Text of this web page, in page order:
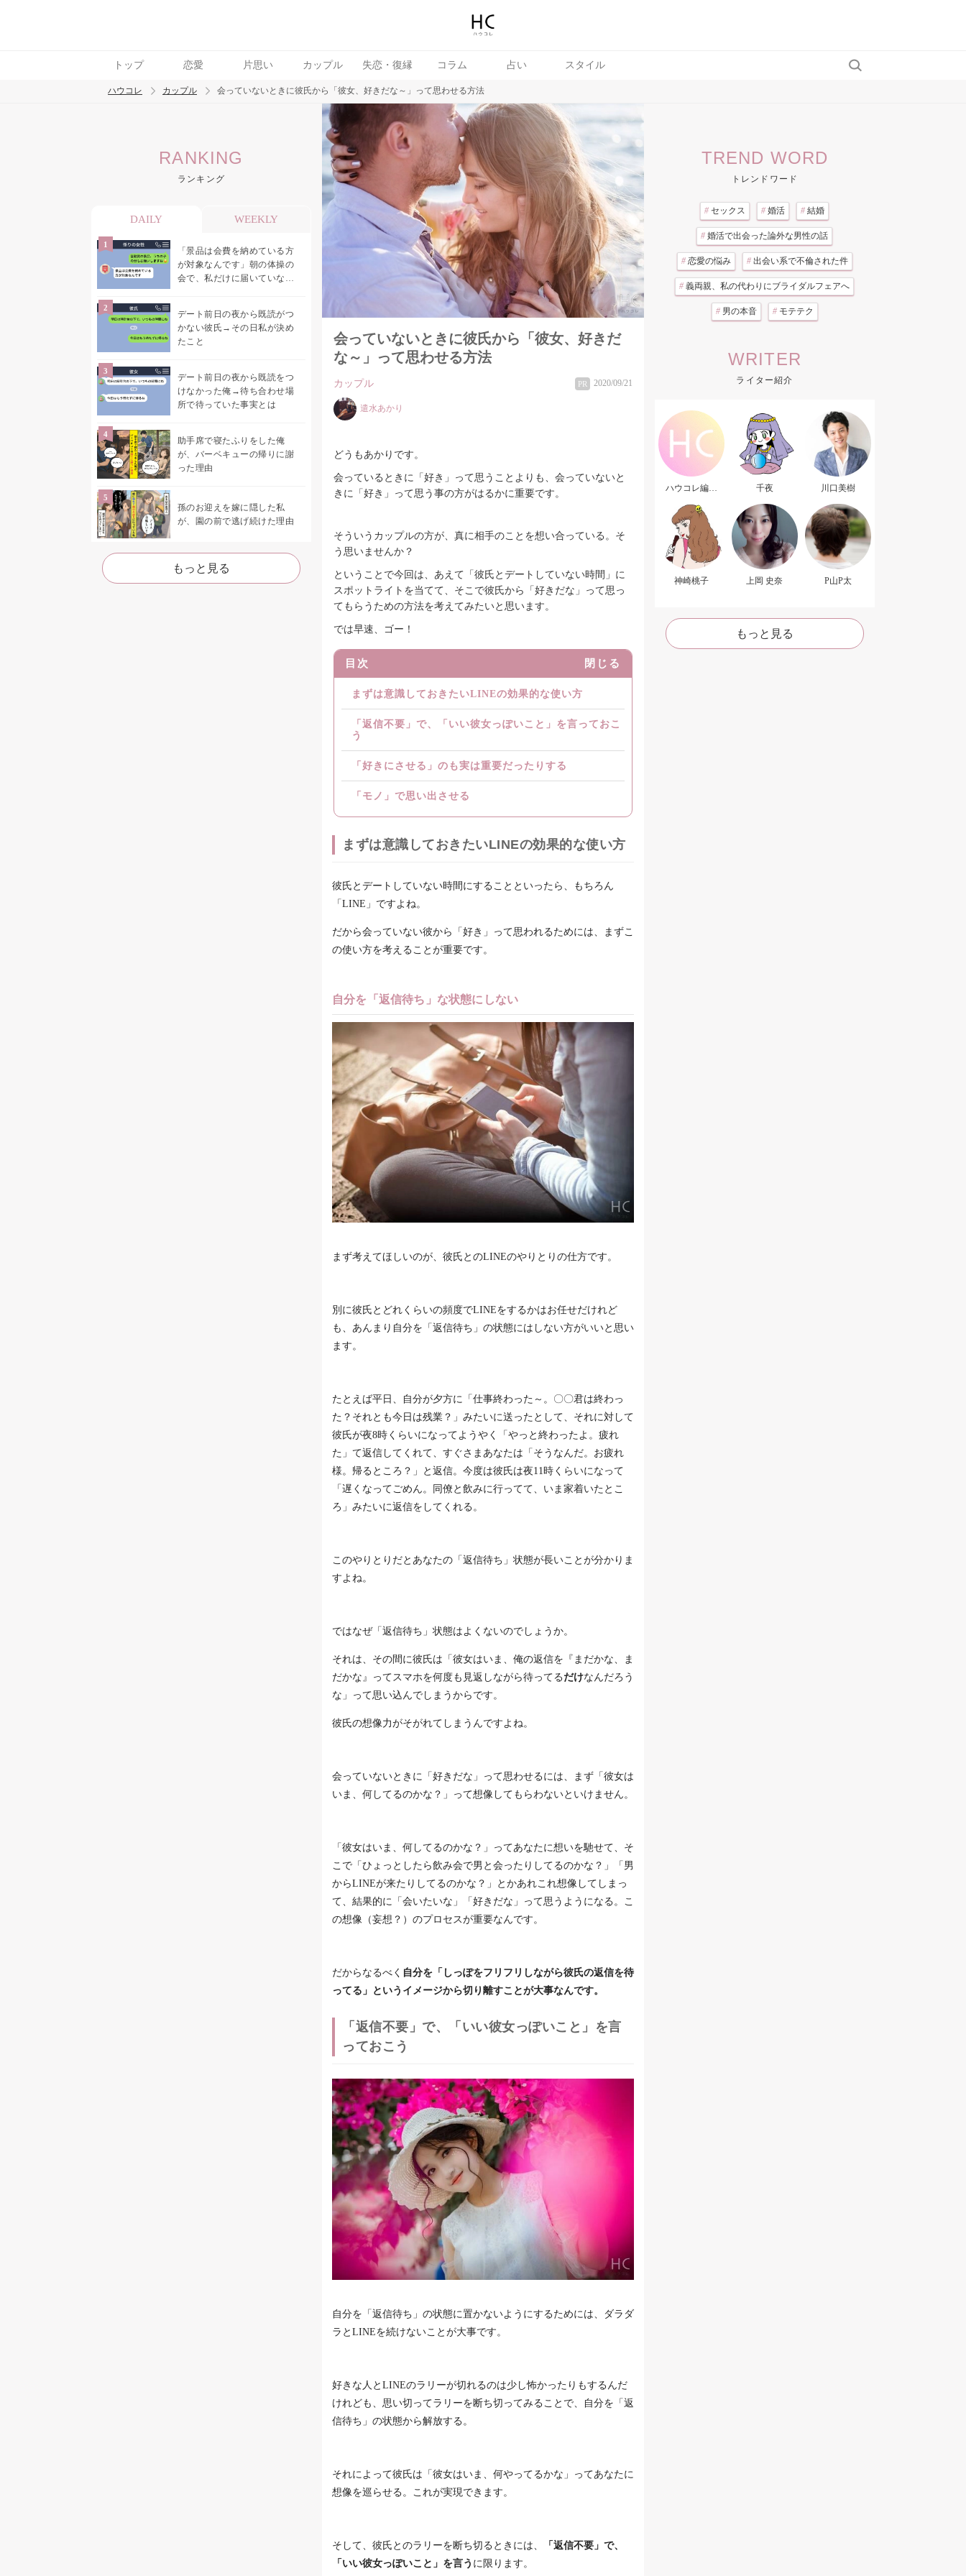
トップ 恋愛 片思い カップル 失恋・復縁 コラム 占い スタイル
トレンド ワード
長続き
ハウコレ カップル 会っていないときに彼氏から「彼女、好きだな～」って思わせる方法
RANKING
ランキング
DAILY WEEKLY
「景品は会費を納めている方
が対象なんです」朝の体操の
会で、私だけに届いていなか
デート前日の夜から既読がつ
かない彼氏→その日私が決め
たこと
デート前日の夜から既読をつ
けなかった俺→待ち合わせ場
所で待っていた事実とは
助手席で寝たふりをした俺
が、バーベキューの帰りに謝
った理由
孫のお迎えを嫁に隠した私
が、園の前で逃げ続けた理由
もっと見る
会っていないときに彼氏から「彼女、好きだ
な～」って思わせる方法
カップル PR 2020/09/21
遣水あかり
どうもあかりです。
会っているときに「好き」って思うことよりも、会っていないと
きに「好き」って思う事の方がはるかに重要です。
そういうカップルの方が、真に相手のことを想い合っている。そ
う思いませんか？
ということで今回は、あえて「彼氏とデートしていない時間」に
スポットライトを当てて、そこで彼氏から「好きだな」って思っ
てもらうための方法を考えてみたいと思います。
では早速、ゴー！
目次 閉じる
まずは意識しておきたいLINEの効果的な使い方
「返信不要」で、「いい彼女っぽいこと」を言っておこ
う
「好きにさせる」のも実は重要だったりする
「モノ」で思い出させる
まずは意識しておきたいLINEの効果的な使い方
彼氏とデートしていない時間にすることといったら、もちろん
「LINE」ですよね。
だから会っていない彼から「好き」って思われるためには、まずこ
の使い方を考えることが重要です。
自分を「返信待ち」な状態にしない
まず考えてほしいのが、彼氏とのLINEのやりとりの仕方です。
別に彼氏とどれくらいの頻度でLINEをするかはお任せだけれど
も、あんまり自分を「返信待ち」の状態にはしない方がいいと思い
ます。
たとえば平日、自分が夕方に「仕事終わった～。〇〇君は終わっ
た？それとも今日は残業？」みたいに送ったとして、それに対して
彼氏が夜8時くらいになってようやく「やっと終わったよ。疲れ
た」て返信してくれて、すぐさまあなたは「そうなんだ。お疲れ
様。帰るところ？」と返信。今度は彼氏は夜11時くらいになって
「遅くなってごめん。同僚と飲みに行ってて、いま家着いたとこ
ろ」みたいに返信をしてくれる。
このやりとりだとあなたの「返信待ち」状態が長いことが分かりま
すよね。
ではなぜ「返信待ち」状態はよくないのでしょうか。
それは、その間に彼氏は「彼女はいま、俺の返信を『まだかな、ま
だかな』ってスマホを何度も見返しながら待ってる だけなんだろう
な」って思い込んでしまうからです。
彼氏の想像力がそがれてしまうんですよね。
会っていないときに「好きだな」って思わせるには、まず「彼女は
いま、何してるのかな？」って想像してもらわないといけません。
「彼女はいま、何してるのかな？」ってあなたに想いを馳せて、そ
こで「ひょっとしたら飲み会で男と会ったりしてるのかな？」「男
からLINEが来たりしてるのかな？」とかあれこれ想像してしまっ
て、結果的に「会いたいな」「好きだな」って思うようになる。こ
の想像（妄想？）のプロセスが重要なんです。
だからなるべく 自分を「しっぽをフリフリしながら彼氏の返信を待
ってる」というイメージから切り離すことが大事なんです。
「返信不要」で、「いい彼女っぽいこと」を言
っておこう
自分を「返信待ち」の状態に置かないようにするためには、ダラダ
ラとLINEを続けないことが大事です。
好きな人とLINEのラリーが切れるのは少し怖かったりもするんだ
けれども、思い切ってラリーを断ち切ってみることで、自分を「返
信待ち」の状態から解放する。
それによって彼氏は「彼女はいま、何やってるかな」ってあなたに
想像を巡らせる。これが実現できます。
そして、彼氏とのラリーを断ち切るときには、
「返信不要」で、
「いい彼女っぽいこと」を言う に限ります。
TREND WORD
トレンドワード
# セックス # 婚活 # 結婚
# 婚活で出会った論外な男性の話
# 恋愛の悩み # 出会い系で不倫された件
# 義両親、私の代わりにブライダルフェアへ
# 男の本音 # モテテク
WRITER
ライター紹介
ハウコレ編集
千夜 川口美樹
神崎桃子 上岡 史奈 P山P太
もっと見る